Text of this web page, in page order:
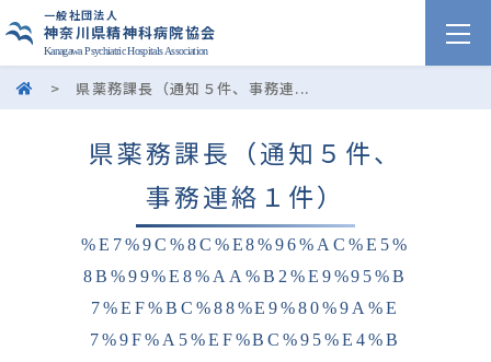
一般社団法人
神奈川県精神科病院協会
Kanagawa Psychiatric Hospitals Association
> 県薬務課長（通知５件、事務連...
県薬務課長（通知５件、
事務連絡１件）
%E7%9C%8C%E8%96%AC%E5%
8B%99%E8%AA%B2%E9%95%B
7%EF%BC%88%E9%80%9A%E
7%9F%A5%EF%BC%95%E4%B